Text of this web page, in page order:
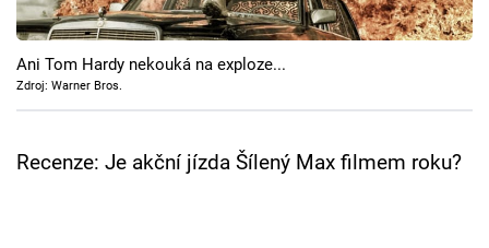
Cool Esport
Pořady
Ani Tom Hardy nekouká na exploze...
Zdroj: Warner Bros.
Recenze: Je akční jízda Šílený Max filmem roku?